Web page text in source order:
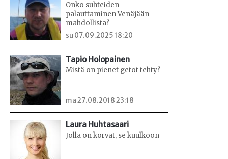
Onko suhteiden
palauttaminen Venäjään
mahdollista?
su 07.09.2025 18:20
Tapio Holopainen
Mistä on pienet getot tehty?
ma 27.08.2018 23:18
Laura Huhtasaari
Jolla on korvat, se kuulkoon